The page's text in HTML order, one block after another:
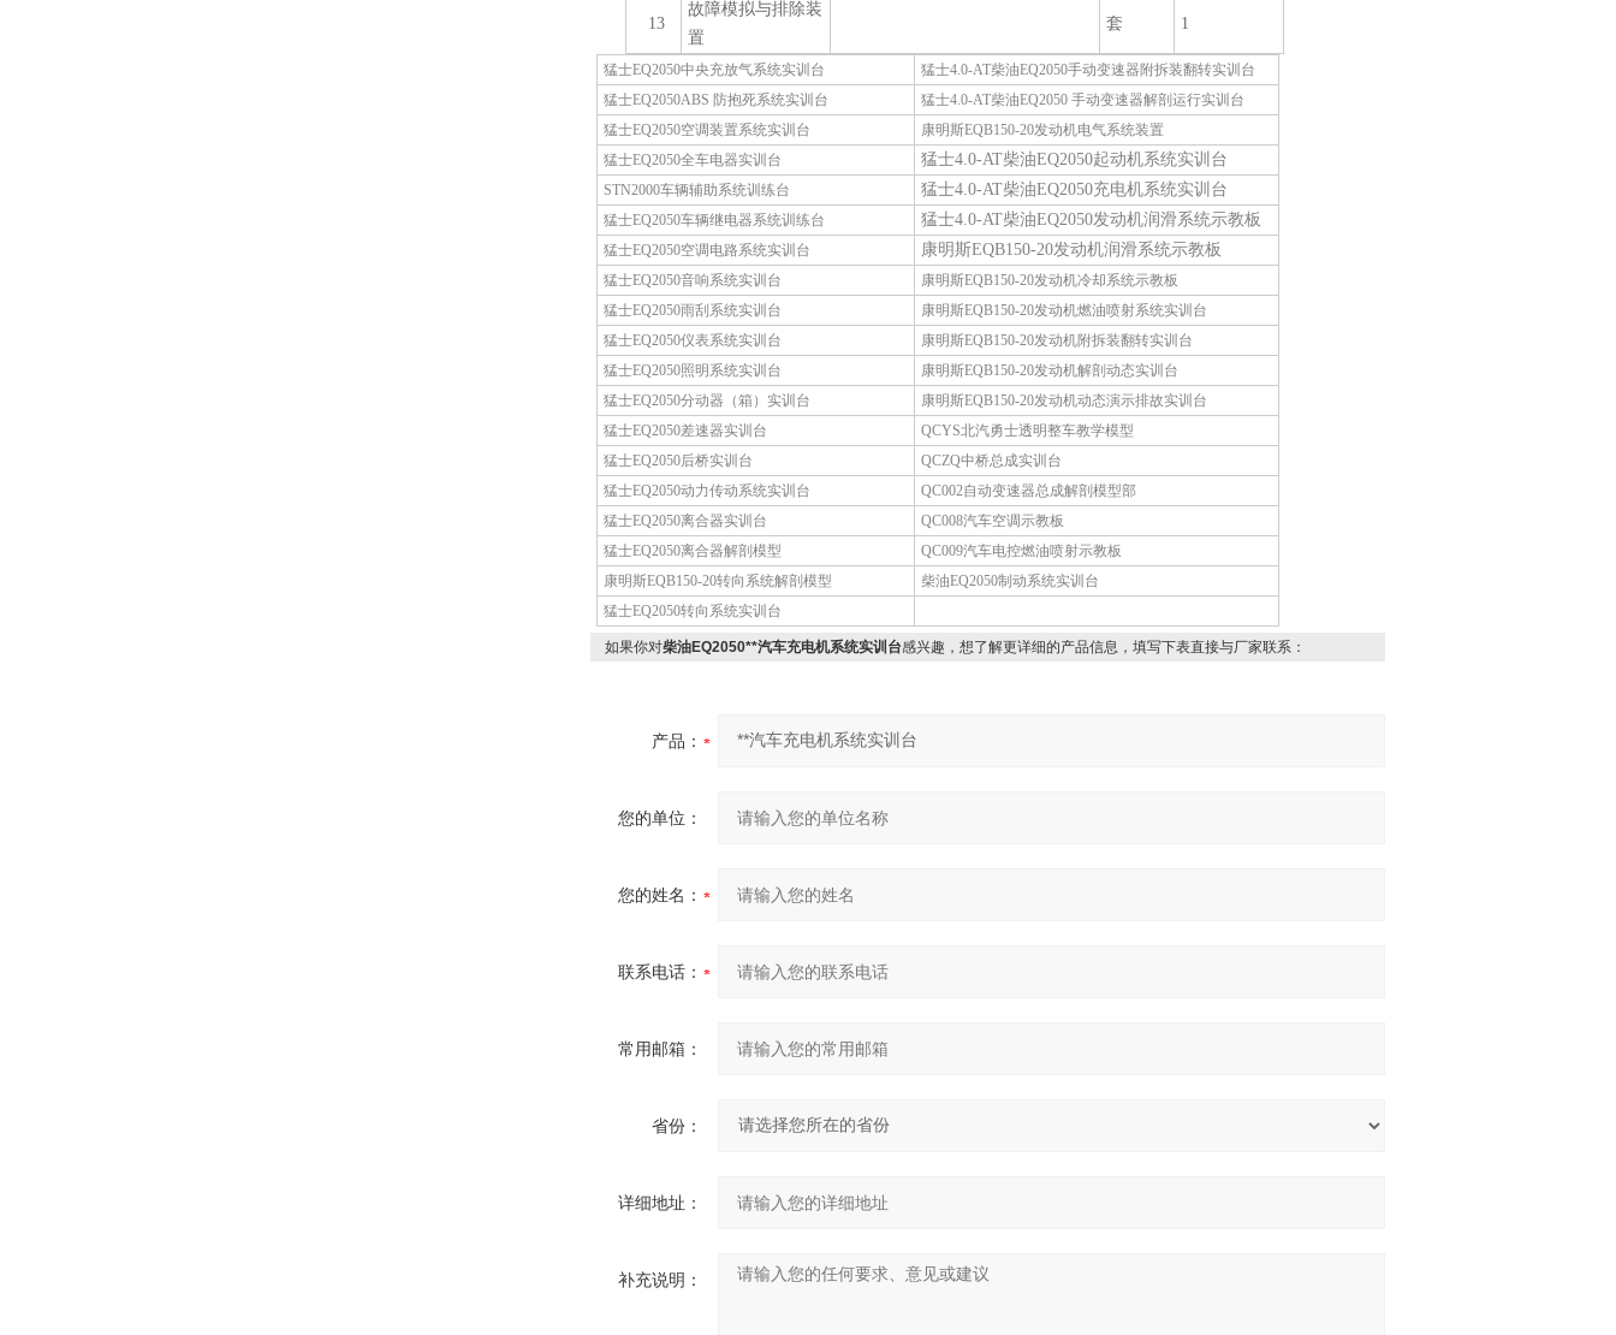
13
故障模拟与排除装
置
套 1
猛士EQ2050中央充放气系统实训台
猛士4.0-AT柴油EQ2050手动变速器附拆装翻转实训台
猛士EQ2050ABS 防抱死系统实训台
猛士4.0-AT柴油EQ2050 手动变速器解剖运行实训台
猛士EQ2050空调装置系统实训台
康明斯EQB150-20发动机电气系统装置
猛士EQ2050全车电器实训台
猛士4.0-AT柴油EQ2050起动机系统实训台
STN2000车辆辅助系统训练台 猛士4.0-AT柴油EQ2050充电机系统实训台
猛士EQ2050车辆继电器系统训练台 猛士4.0-AT柴油EQ2050发动机润滑系统示教板
猛士EQ2050空调电路系统实训台 康明斯EQB150-20发动机润滑系统示教板
猛士EQ2050音响系统实训台
康明斯EQB150-20发动机冷却系统示教板
猛士EQ2050雨刮系统实训台
康明斯EQB150-20发动机燃油喷射系统实训台
猛士EQ2050仪表系统实训台
康明斯EQB150-20发动机附拆装翻转实训台
猛士EQ2050照明系统实训台
康明斯EQB150-20发动机解剖动态实训台
猛士EQ2050分动器（箱）实训台
康明斯EQB150-20发动机动态演示排故实训台
猛士EQ2050差速器实训台
QCYS北汽勇士透明整车教学模型
猛士EQ2050后桥实训台
QCZQ中桥总成实训台
猛士EQ2050动力传动系统实训台
QC002自动变速器总成解剖模型部
猛士EQ2050离合器实训台
QC008汽车空调示教板
猛士EQ2050离合器解剖模型
QC009汽车电控燃油喷射示教板
康明斯EQB150-20转向系统解剖模型
柴油EQ2050制动系统实训台
猛士EQ2050转向系统实训台
如果你对柴油EQ2050**汽车充电机系统实训台感兴趣，想了解更详细的产品信息，填写下表直接与厂家联系：
产品：
您的单位：
您的姓名：
联系电话：
常用邮箱：
省份：
详细地址：
补充说明：